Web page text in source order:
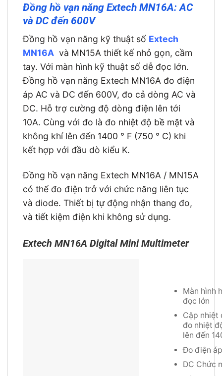
Đồng hồ vạn năng Extech MN16A: AC
và DC đến 600V
Đồng hồ vạn năng kỹ thuật số Extech
MN16A và MN15A thiết kế nhỏ gọn, cầm
tay. Với màn hình kỹ thuật số dễ đọc lớn.
Đồng hồ vạn năng Extech MN16A đo điện
áp AC và DC đến 600V, đo cả dòng AC và
DC. Hỗ trợ cường độ dòng điện lên tới
10A. Cùng với đo là đo nhiệt độ bề mặt và
không khí lên đến 1400 ° F (750 ° C) khi
kết hợp với đầu dò kiểu K.
Đồng hồ vạn năng Extech MN16A / MN15A
có thể đo điện trở với chức năng liên tục
và diode. Thiết bị tự động nhận thang đo,
và tiết kiệm điện khi không sử dụng.
Extech MN16A Digital Mini Multimeter
Màn hình
đọc lớn
Cặp nhiệt
đo nhiệt
lên đến
Đo điện
DC Chức